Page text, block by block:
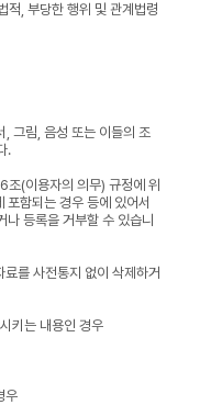
적, 부당한 행위 및 관계법령
, 그림, 음성 또는 이들의 조
.
(이용자의 의무) 규정에 위
함되는 경우 등에 있어서
등록을 거부할 수 있습니
를 사전통지 없이 삭제하거
키는 내용인 경우
우